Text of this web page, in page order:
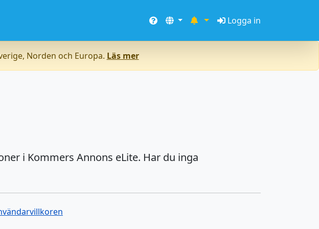
Logga in
Norden och Europa. Läs mer
i Kommers Annons eLite. Har du inga